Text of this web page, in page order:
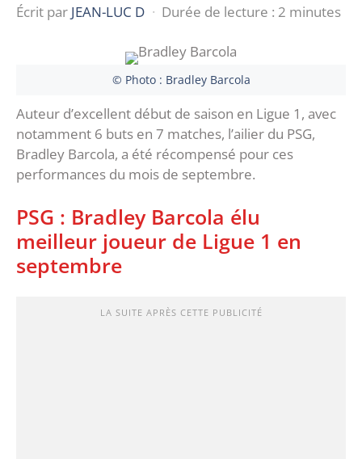
Écrit par JEAN-LUC D · Durée de lecture : 2 minutes
© Photo : Bradley Barcola
Auteur d’excellent début de saison en Ligue 1, avec
notamment 6 buts en 7 matches, l’ailier du PSG,
Bradley Barcola, a été récompensé pour ces
performances du mois de septembre.
PSG : Bradley Barcola élu
meilleur joueur de Ligue 1 en
septembre
LA SUITE APRÈS CETTE PUBLICITÉ